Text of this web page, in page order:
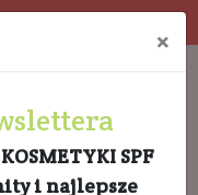
×
KOSMETYKI SPF
i najlepsze